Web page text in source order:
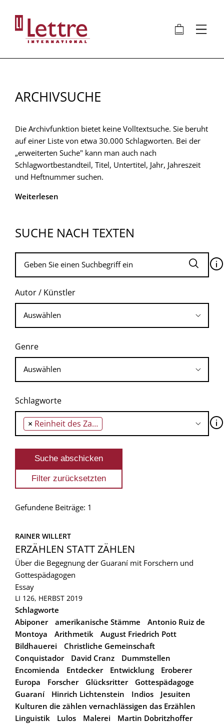
Inhalt
🛍 ⋮
ARCHIVSUCHE
Die Archivfunktion bietet keine Volltextsuche. Sie beruht
auf einer Liste von etwa 30.000 Schlagworten. Bei der
„erweiterten Suche" kann man auch nach
Schlagwortbestandteil, Titel, Untertitel, Jahr, Jahreszeit
und Heftnummer suchen.
Weiterlesen
SUCHE NACH TEXTEN
🛈
Autor / Künstler
Genre
Schlagworte
× Reinheit des Zahlbegriffs 🛈
Gefundene Beiträge: 1
RAINER WILLERT
ERZÄHLEN STATT ZÄHLEN
Über die Begegnung der Guaraní mit Forschern und
Gottespädagogen
Essay
LI 126, HERBST 2019
Schlagworte
Abiponer
amerikanische Stämme
Antonio Ruiz de
Montoya
Arithmetik
August Friedrich Pott
Bildhauerei
Christliche Gemeinschaft
Conquistador
David Cranz
Dummstellen
Encomienda
Entdecker Entwicklung
Eroberer
Europa
Forscher Glücksritter
Gottespädagoge
Guaraní
Hinrich Lichtenstein Indios
Jesuiten
Kulturen die zählen vernachlässigen das Erzählen
Linguistik
Lulos Malerei
Martin Dobritzhoffer